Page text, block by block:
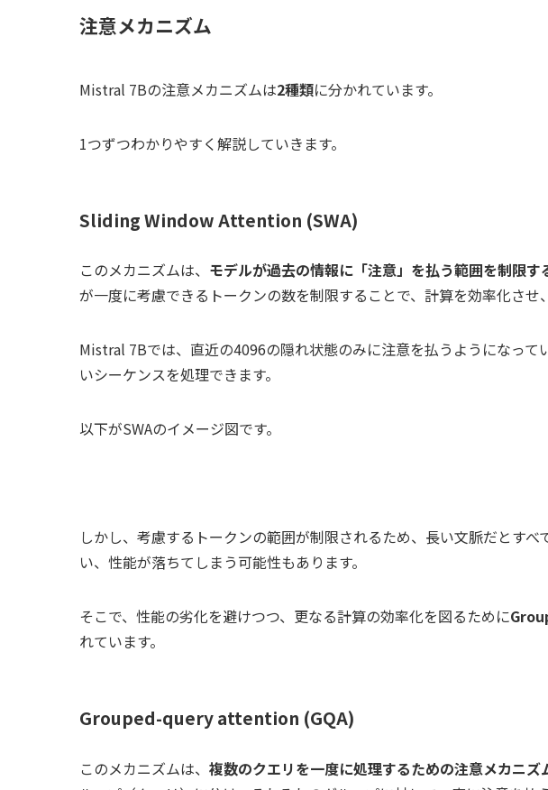
注意メカニズム
Mistral 7Bの注意メカニズムは2種類に分かれています。
1つずつわかりやすく解説していきます。
Sliding Window Attention (SWA)
このメカニズムは、 モデルが過去の情報に「注意」を払う範囲を制限す
が一度に考慮できるトークンの数を制限することで、計算を効率化させ
Mistral 7Bでは、直近の4096の隠れ状態のみに注意を払うようになって
いシーケンスを処理できます。
以下がSWAのイメージ図です。
しかし、考慮するトークンの範囲が制限されるため、長い文脈だとす
い、性能が落ちてしまう可能性もあります。
そこで、性能の劣化を避けつつ、更なる計算の効率化を図るために
れています。
Grouped-query attention (GQA)
このメカニズムは、 複数のクエリを一度に処理するための注意メカニズ